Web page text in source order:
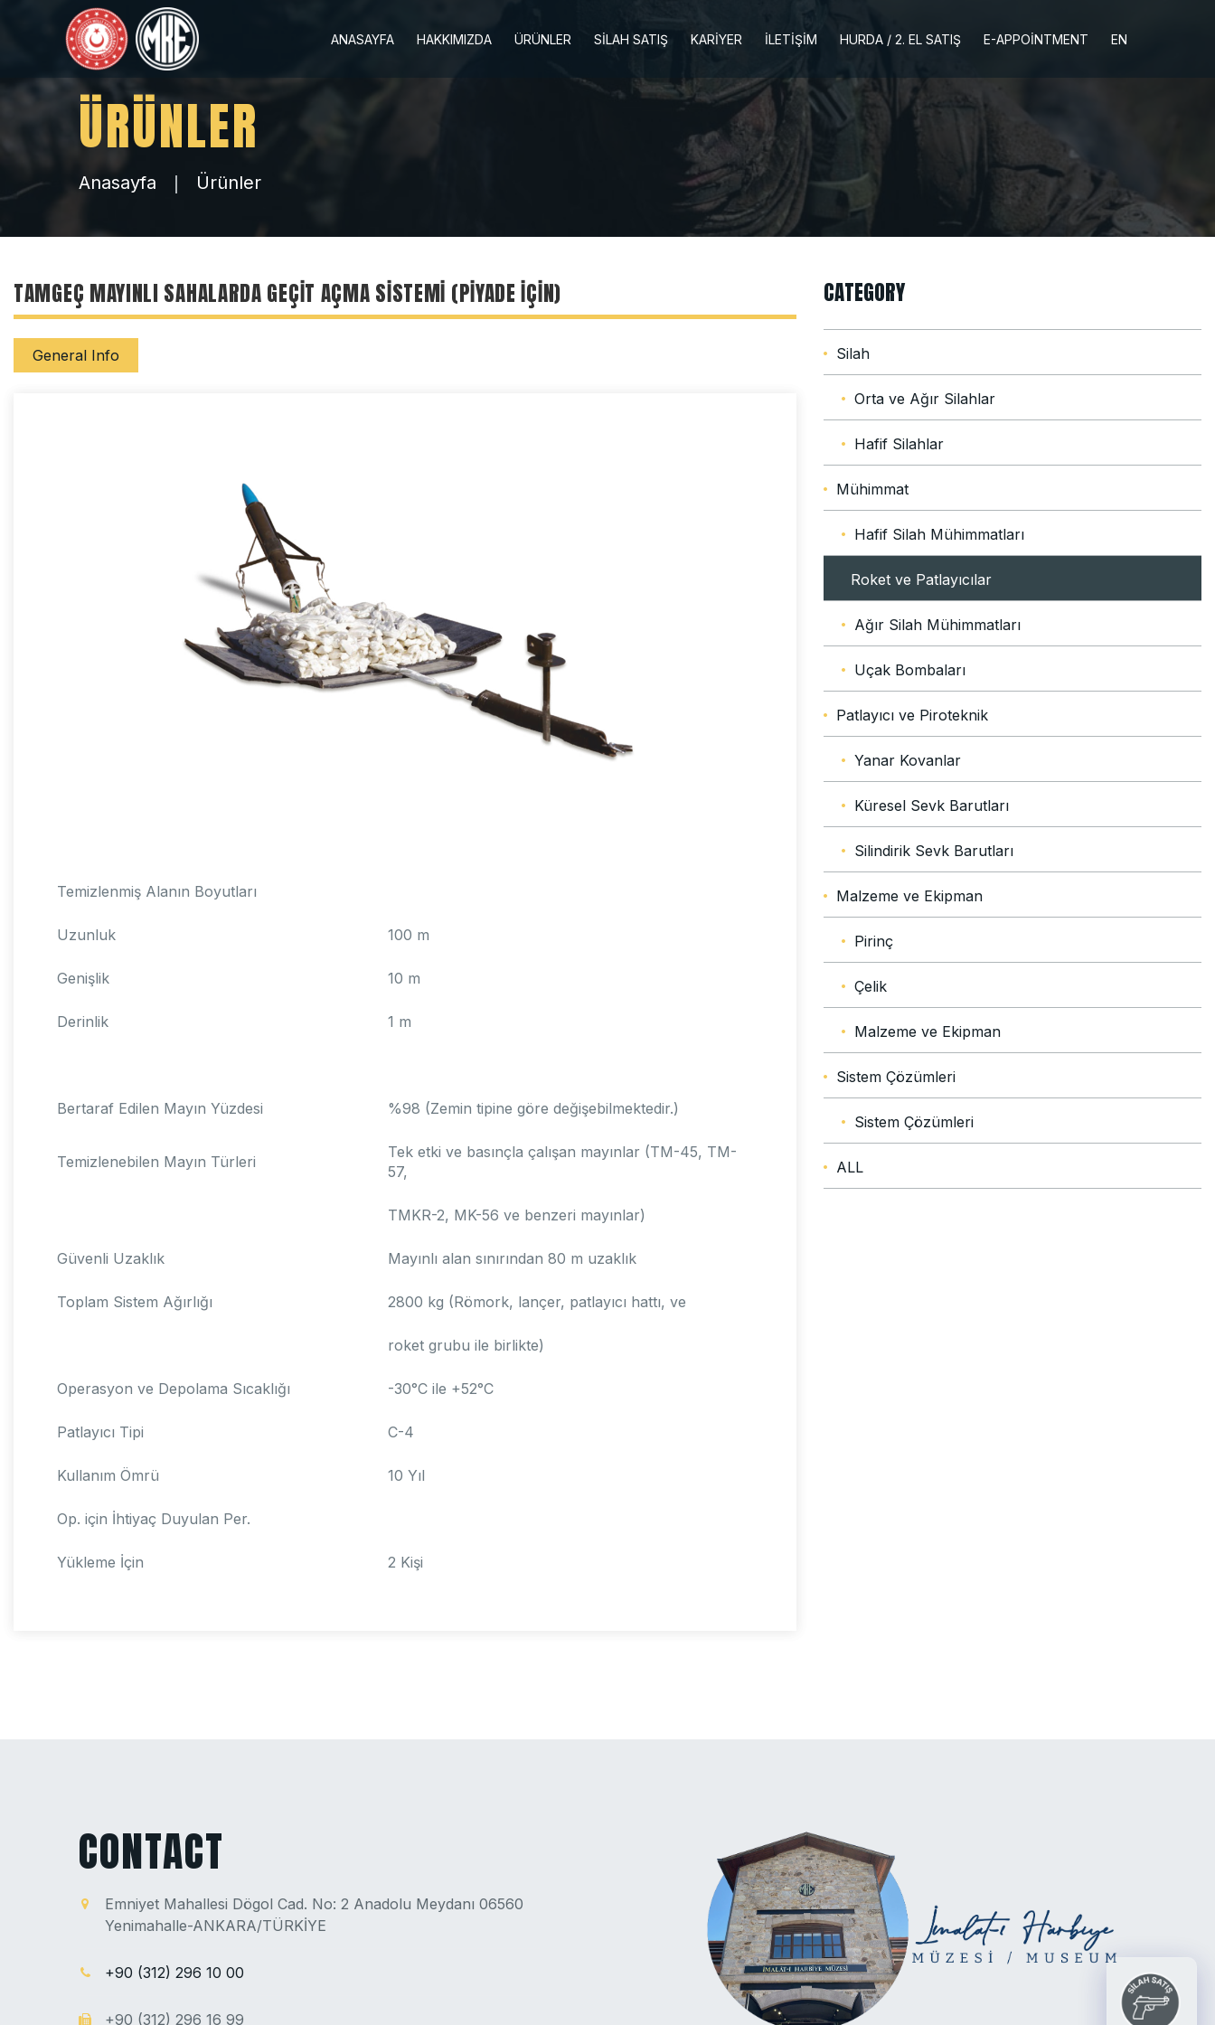
ANASAYFA HAKKIMIZDA ÜRÜNLER SİLAH SATIŞ KARİYER İLETİŞİM HURDA / 2. EL SATIŞ E-APPOINTMENT EN
ÜRÜNLER
Anasayfa Ürünler
TAMGEÇ MAYINLI SAHALARDA GEÇIT AÇMA SISTEMI (PIYADE İÇIN)
General Info
Temizlenmiş Alanın Boyutları
Uzunluk 100 m
Genişlik 10 m
Derinlik 1 m
Bertaraf Edilen Mayın Yüzdesi %98 (Zemin tipine göre değişebilmektedir.)
Temizlenebilen Mayın Türleri
Tek etki ve basınçla çalışan mayınlar (TM-45, TM-
57,
TMKR-2, MK-56 ve benzeri mayınlar)
Güvenli Uzaklık Mayınlı alan sınırından 80 m uzaklık
Toplam Sistem Ağırlığı 2800 kg (Römork, lançer, patlayıcı hattı, ve
roket grubu ile birlikte)
Operasyon ve Depolama Sıcaklığı -30°C ile +52°C
Patlayıcı Tipi C-4
Kullanım Ömrü 10 Yıl
Op. için İhtiyaç Duyulan Per.
Yükleme İçin 2 Kişi
CATEGORY
Silah
Orta ve Ağır Silahlar
Hafif Silahlar
Mühimmat
Hafif Silah Mühimmatları
Roket ve Patlayıcılar
Ağır Silah Mühimmatları
Uçak Bombaları
Patlayıcı ve Piroteknik
Yanar Kovanlar
Küresel Sevk Barutları
Silindirik Sevk Barutları
Malzeme ve Ekipman
Pirinç
Çelik
Malzeme ve Ekipman
Sistem Çözümleri
Sistem Çözümleri
ALL
CONTACT
Emniyet Mahallesi Dögol Cad. No: 2 Anadolu Meydanı 06560
Yenimahalle-ANKARA/TÜRKİYE
+90 (312) 296 10 00
+90 (312) 296 16 99